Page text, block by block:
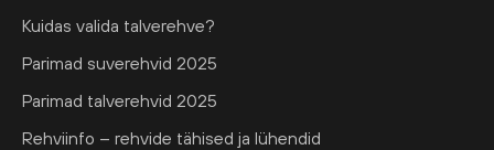
Kuidas valida talverehve?
Parimad suverehvid 2025
Parimad talverehvid 2025
Rehviinfo – rehvide tähised ja lühendid